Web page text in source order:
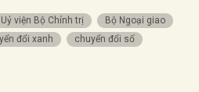
Uỷ viện Bộ Chính trị
Bộ Ngoại giao
đổi xanh
chuyển đổi số